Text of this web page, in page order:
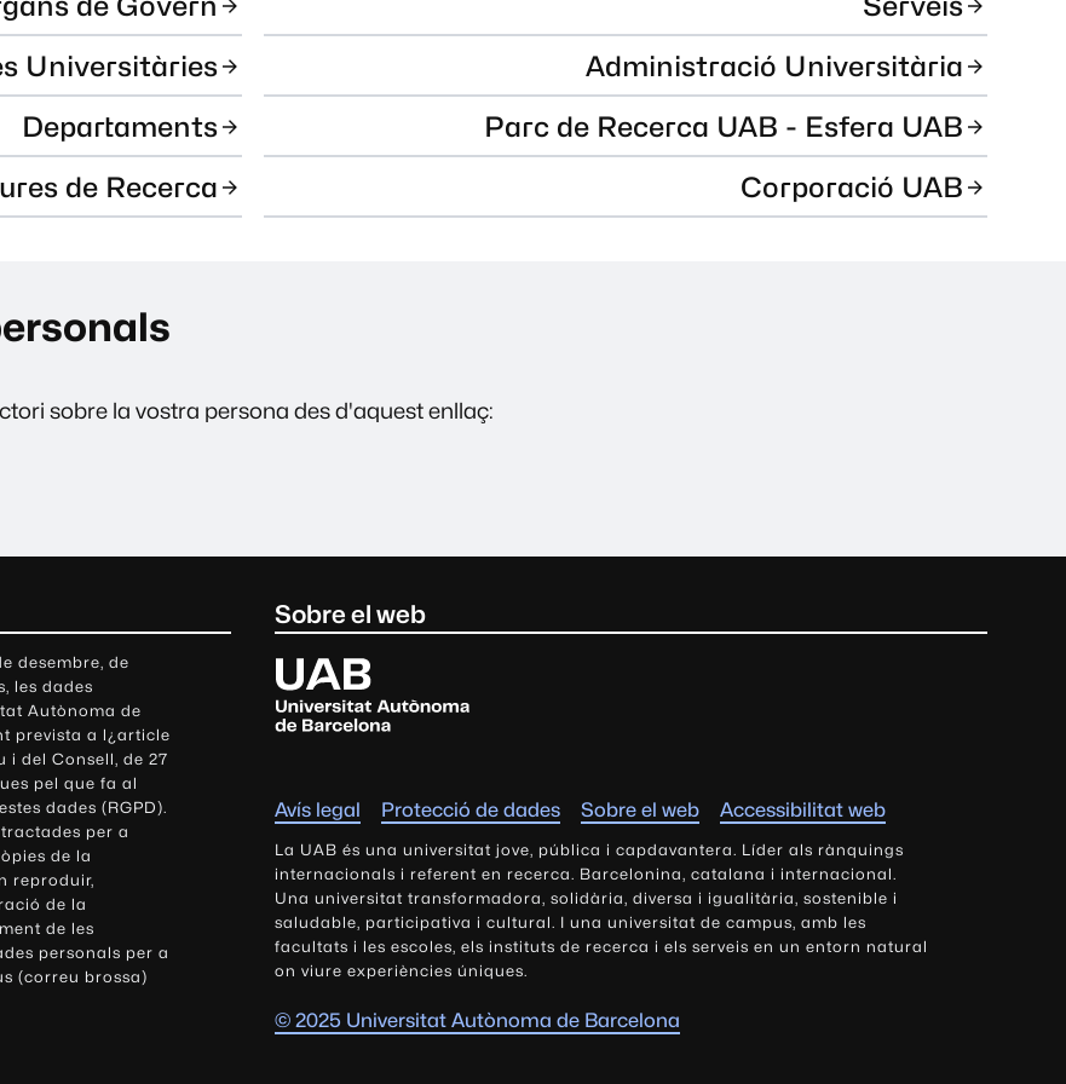
Universitàries
Departaments
de Recerca
Administració Universitària
Parc de Recerca UAB - Esfera UAB
Corporació UAB
sobre la vostra persona des d'aquest enllaç:
desembre, de
les dades
Autònoma de
prevista a l¿article
i del Consell, de 27
pel que fa al
dades (RGPD).
per a
de la
reproduir,
de la
de les
personals per a
(correu brossa)
Sobre el web
U
n
i
s
i
t
a
t
A
u
t
ò
Avís legal Protecció de dades Sobre el web Accessibilitat web
La UAB és una universitat jove, pública i capdavantera. Líder als rànquings
internacionals i referent en recerca. Barcelonina, catalana i internacional.
Una universitat transformadora, solidària, diversa i igualitària, sostenible i
saludable, participativa i cultural. I una universitat de campus, amb les
facultats i les escoles, els instituts de recerca i els serveis en un entorn natural
on viure experiències úniques.
© 2025 Universitat Autònoma de Barcelona